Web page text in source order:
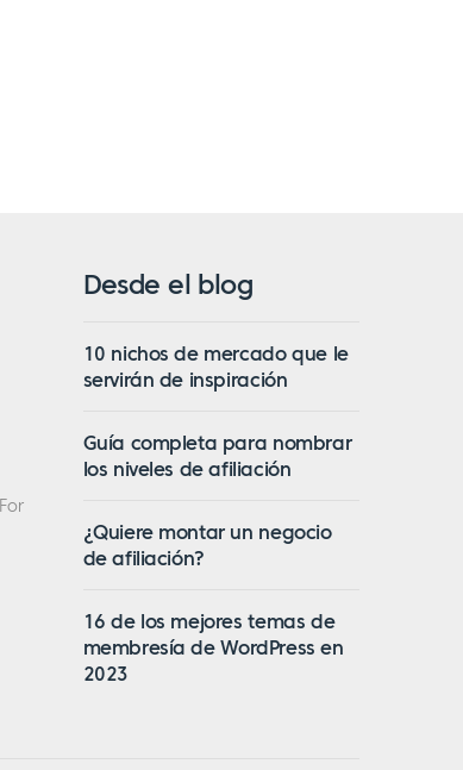
Desde el blog
10 nichos de mercado que le
servirán de inspiración
Guía completa para nombrar
los niveles de afiliación
¿Quiere montar un negocio
de afiliación?
16 de los mejores temas de
membresía de WordPress en
2023